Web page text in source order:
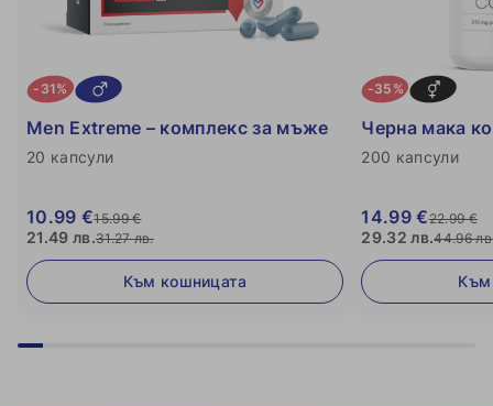
-31%
Men Extreme – комплекс за мъже
20 капсули
10.99 €15.99 €
21.49 лв.31.27 лв.
Към кошницата
-35%
Черна мака
200 капсули
14.99 €22.99 €
29.32 лв.44.96
Към